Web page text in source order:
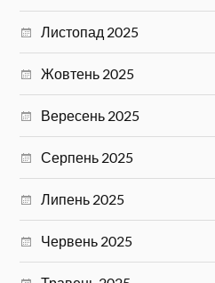
Листопад 2025
Жовтень 2025
Вересень 2025
Серпень 2025
Липень 2025
Червень 2025